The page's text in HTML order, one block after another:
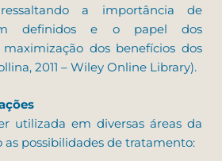
a importância de
definidos e o papel dos
maximização dos benefícios dos
2011 – Wiley Online Library).
utilizada em diversas áreas da
possibilidades de tratamento: